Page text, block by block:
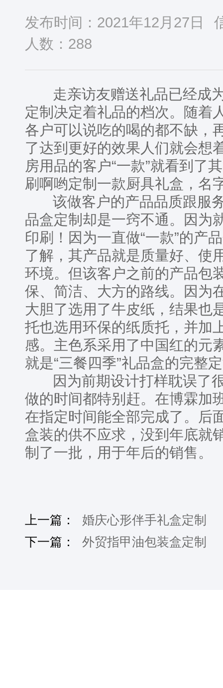
发布时间：2021年12月27日
人数： 288
走亲访友赠送礼品已经成
定制决定着礼品的档次。随着
各户可以说吃的喝的都不缺，
了达到更好的效果人们就会想
房用品的客户“一款”就看到了
刷啊哟定制一款厨具礼盒，名
该做客户的产品品质跟服
品盒定制却是一窍不通。因为
印刷！因为一直做“一款”的产
了解，其产品就是质量好、使
环境。但该客户之前的产品包
保、简洁、大方的路线。因为
大胆了选用了牛皮纸，结果也
托也选用环保的纸质托，并加
感。主色系采用了中国红的元
就是“三餐四季”礼品盒的完整
因为前期设计打样耽误了
做的时间都特别赶。在博霖加
在指定时间能全部完成了。后
盒装的供不应求，没到年底就
制了一批，用于年后的销售。
上一篇：
婚庆心形伴手礼盒定制
下一篇：
外贸指甲油包装盒定制